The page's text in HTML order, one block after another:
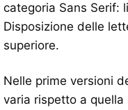
categoria Sans Serif:
Disposizione delle
superiore.
Nelle prime versioni
varia rispetto a